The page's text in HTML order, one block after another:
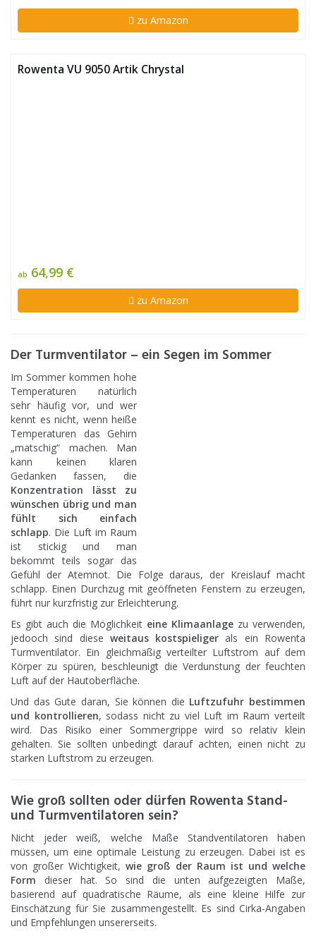
zu Amazon
Rowenta VU 9050 Artik Chrystal
ab 64,99 €
zu Amazon
Der Turmventilator – ein Segen im Sommer
Im Sommer kommen hohe
Temperaturen natürlich
sehr häufig vor, und wer
kennt es nicht, wenn heiße
Temperaturen das Gehirn
„matschig“ machen. Man
kann keinen klaren
Gedanken fassen, die
Konzentration lässt zu
wünschen übrig und man
fühlt sich einfach
schlapp. Die Luft im Raum
ist stickig und man
bekommt teils sogar das
Gefühl der Atemnot. Die Folge daraus, der Kreislauf macht
schlapp. Einen Durchzug mit geöffneten Fenstern zu erzeugen,
führt nur kurzfristig zur Erleichterung.
Es gibt auch die Möglichkeit eine Klimaanlage zu verwenden,
jedooch sind diese weitaus kostspieliger als ein Rowenta
Turmventilator. Ein gleichmäßig verteilter Luftstrom auf dem
Körper zu spüren, beschleunigt die Verdunstung der feuchten
Luft auf der Hautoberfläche.
Und das Gute daran, Sie können die Luftzufuhr bestimmen
und kontrollieren, sodass nicht zu viel Luft im Raum verteilt
wird. Das Risiko einer Sommergrippe wird so relativ klein
gehalten. Sie sollten unbedingt darauf achten, einen nicht zu
starken Luftstrom zu erzeugen.
Wie groß sollten oder dürfen Rowenta Stand-
und Turmventilatoren sein?
Nicht jeder weiß, welche Maße Standventilatoren haben
müssen, um eine optimale Leistung zu erzeugen. Dabei ist es
von großer Wichtigkeit,wie groß der Raum ist und welche
Form dieser hat. So sind die unten aufgezeigten Maße,
basierend auf quadratische Räume, als eine kleine Hilfe zur
Einschätzung für Sie zusammengestellt. Es sind Cirka-Angaben
und Empfehlungen unsererseits.